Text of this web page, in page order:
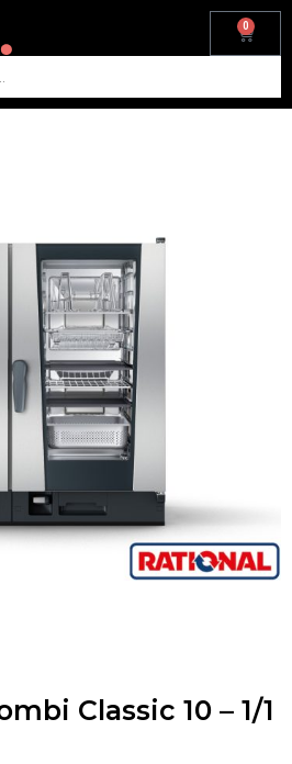
0
10 – 1/1
Classic 10 – 1/1